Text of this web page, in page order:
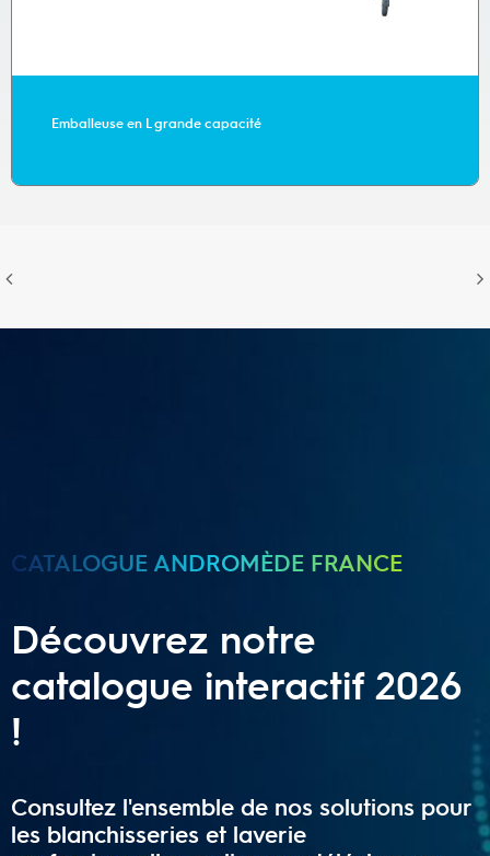
Emballeuse en L grande capacité
CATALOGUE ANDROMÈDE FRANCE
Découvrez notre
catalogue interactif 2026
!
Consultez l'ensemble de nos solutions pour
les blanchisseries et laverie